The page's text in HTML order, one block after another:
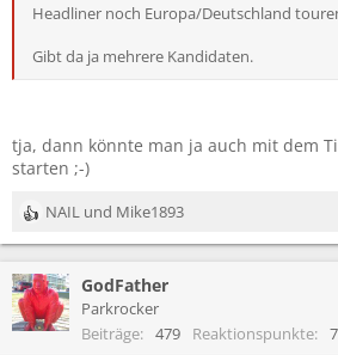
Headliner noch Europa/Deutschland
Gibt da ja mehrere Kandidaten.
tja, dann könnte man ja auch mit dem
starten ;-)
R
e
k
t
i
NAIL und Mike1893
GodFather
Parkrocker
Beiträge
479 Reaktionspunkte